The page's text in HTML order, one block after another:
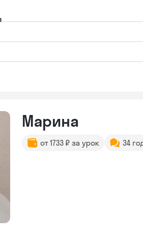
Марина
от 1733 ₽ за урок 34